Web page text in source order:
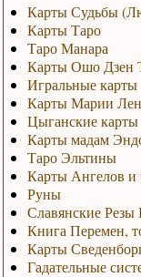
Карты Судьбы
Карты Таро
Таро Манара
Карты Ошо Дзен
Игральные карты
Карты Марии
Цыганские карты
Карты мадам
Таро Эльтины
Карты Ангелов и
Руны
Славянские Резы
Книга Перемен,
Карты
Гадательные